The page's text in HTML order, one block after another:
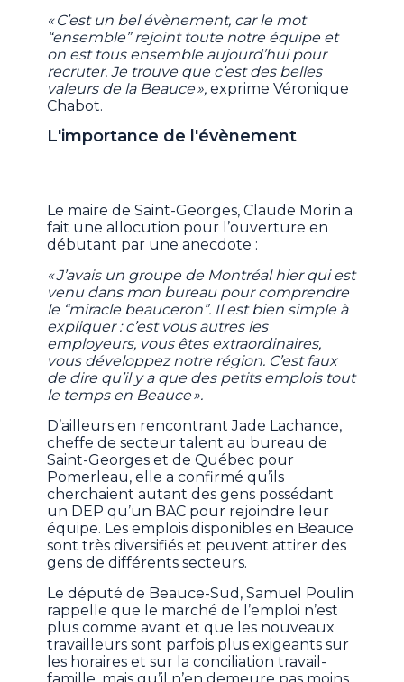
« C’est un bel évènement, car le mot
“ensemble” rejoint toute notre équipe et
on est tous ensemble aujourd’hui pour
recruter. Je trouve que c’est des belles
valeurs de la Beauce », exprime Véronique
Chabot.
L'importance de l'évènement
Le maire de Saint-Georges, Claude Morin a
fait une allocution pour l’ouverture en
débutant par une anecdote :
« J’avais un groupe de Montréal hier qui est
venu dans mon bureau pour comprendre
le “miracle beauceron”. Il est bien simple à
expliquer : c’est vous autres les
employeurs, vous êtes extraordinaires,
vous développez notre région. C’est faux
de dire qu’il y a que des petits emplois tout
le temps en Beauce ».
D’ailleurs en rencontrant Jade Lachance,
cheffe de secteur talent au bureau de
Saint-Georges et de Québec pour
Pomerleau, elle a confirmé qu’ils
cherchaient autant des gens possédant
un DEP qu’un BAC pour rejoindre leur
équipe. Les emplois disponibles en Beauce
sont très diversifiés et peuvent attirer des
gens de différents secteurs.
Le député de Beauce-Sud, Samuel Poulin
rappelle que le marché de l’emploi n’est
plus comme avant et que les nouveaux
travailleurs sont parfois plus exigeants sur
les horaires et sur la conciliation travail-